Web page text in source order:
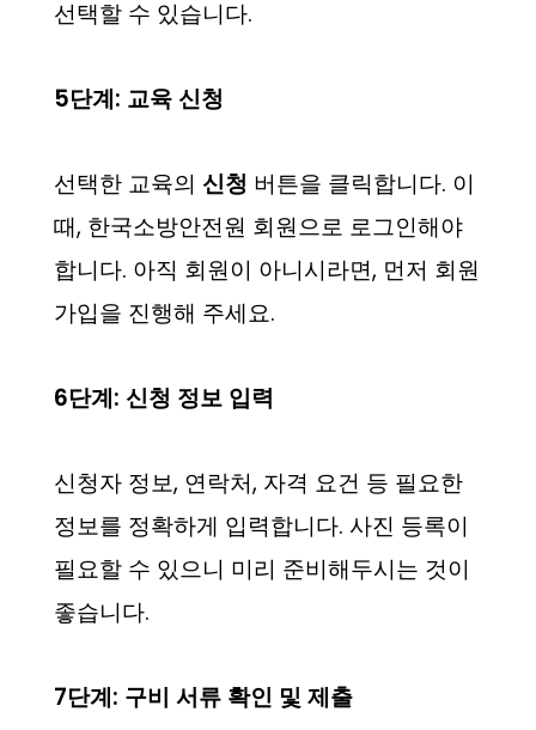
선택할 수 있습니다.
5단계: 교육 신청
선택한 교육의 신청 버튼을 클릭합니다. 이
때, 한국소방안전원 회원으로 로그인해야
합니다. 아직 회원이 아니시라면, 먼저 회원
가입을 진행해 주세요.
6단계: 신청 정보 입력
신청자 정보, 연락처, 자격 요건 등 필요한
정보를 정확하게 입력합니다. 사진 등록이
필요할 수 있으니 미리 준비해두시는 것이
좋습니다.
7단계: 구비 서류 확인 및 제출